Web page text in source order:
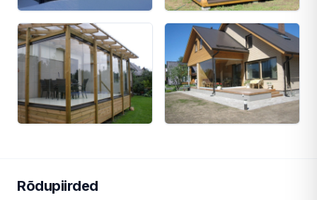
Rõdupiirded